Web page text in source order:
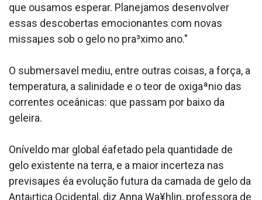
que ousamos esperar. Planejamos desenvolver
essas descobertas emocionantes com novas
missaµes sob o gelo no pra³ximo ano."
O submersa­vel mediu, entre outras coisas, a força, a
temperatura, a salinidade e o teor de oxigaªnio das
correntes oceânicas: que passam por baixo da
geleira.
Oníveldo mar global éafetado pela quantidade de
gelo existente na terra, e a maior incerteza nas
previsaµes éa evolução futura da camada de gelo da
Anta¡rtica Ocidental, diz Anna Wa¥hlin, professora de